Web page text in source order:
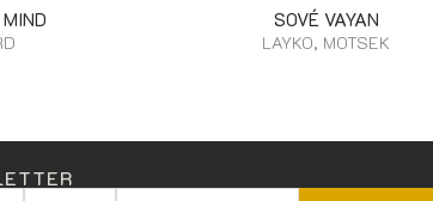
SOVÉ VAYAN
LAYKO, MOTSEK